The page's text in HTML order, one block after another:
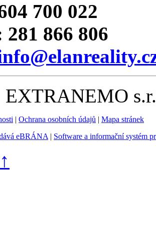
700 022
281 866 806
| Ochrana osobních údajů | Mapa stránek
eBRÁNA | Software a informační systém